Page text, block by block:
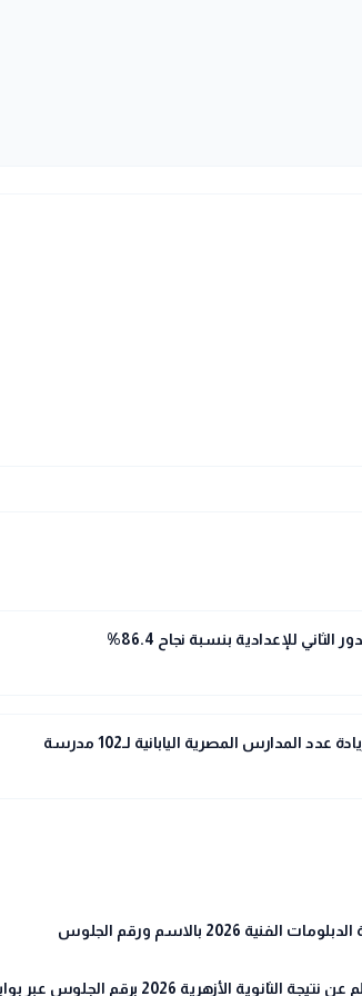
للإعدادية بنسبة نجاح 86.4%
المدارس المصرية اليابانية لـ102 مدرسة
2026 بالاسم ورقم الجلوس
الأزهرية 2026 برقم الجلوس عبر بوابة الأزهر